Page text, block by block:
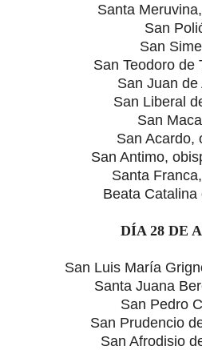
Santa
San
San
San Teodoro de
San Juan de
San Liberal
San
San Acardo,
San Antimo,
Santa
Beata Catalina
DÍA 28 DE
San Luis María
Santa Juana
San Pedro
San Prudencio
San Afrodisio